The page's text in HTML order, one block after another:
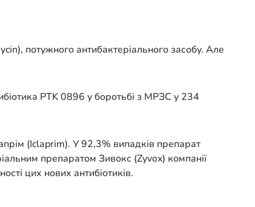
потужного антибактеріального засобу. Але
PTK 0896 у боротьбі з МРЗС у 234
(Іclaprіm). У 92,3% випадків препарат
препаратом Зивокс (Zyvox) компанії
цих нових антибіотиків.